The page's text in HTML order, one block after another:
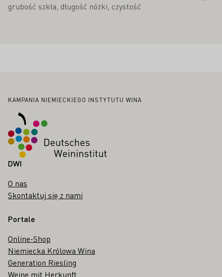
grubość szkła, długość nóżki, czystość
Stopka
KAMPANIA NIEMIECKIEGO INSTYTUTU WINA
DWI
O nas
Skontaktuj się z nami
Portale
Online-Shop
Niemiecka Królowa Wina
Generation Riesling
Weine mit Herkunft